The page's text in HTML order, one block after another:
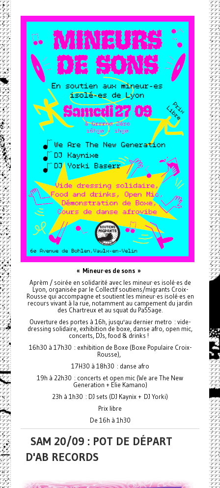
« Mineur·es de sons »
Aprèm / soirée en solidarité avec les mineur·es isolé·es de
Lyon, organisée par le Collectif soutiens/migrants Croix-
Rousse qui accompagne et soutient les mineur·es isolé·es en
recours vivant à la rue, notamment au campement du jardin
des Chartreux et au squat du Pa55age.
Ouverture des portes à 16h, jusqu'au dernier metro : vide-
dressing solidaire, exhibition de boxe, danse afro, open mic,
concerts, DJs, food & drinks !
16h30 à 17h30 : exhibition de Boxe (Boxe Populaire Croix-
Rousse),
17H30 à 18h30 : danse afro
19h à 22h30 : concerts et open mic (We are The New
Generation + Elie Kamano)
23h à 1h30 : DJ sets (DJ Kaynix + DJ Yorki)
Prix libre
De 16h à 1h30
SAM 20/09 : POT DE DÉPART
D'AB RECORDS